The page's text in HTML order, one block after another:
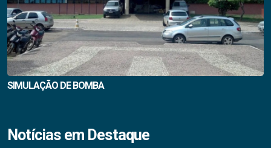
SIMULAÇÃO DE BOMBA
Notícias em Destaque